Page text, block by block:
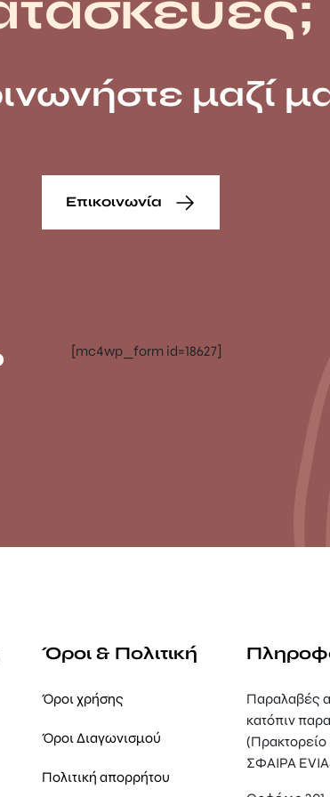
μαζί
Επικοινωνία
[mc4wp_form id=18627]
Όροι & Πολιτική
Όροι χρήσης
Όροι Διαγωνισμού
Πολιτική απορρήτου
Παραλαβές
κατόπιν
ΣΦΑΙΡΑ